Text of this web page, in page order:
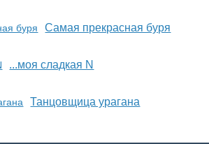
Самая прекрасная буря
...моя сладкая N
Танцовщица урагана